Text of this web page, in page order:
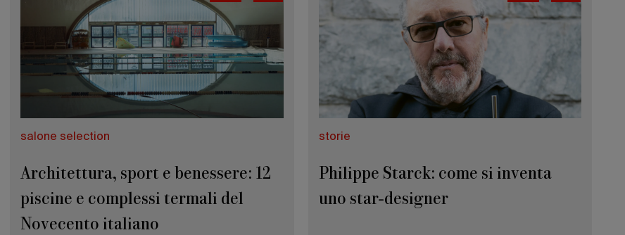
salone selection
Architettura, sport e benessere: 12
piscine e complessi termali del
Novecento italiano
storie
Philippe Starck: come si inventa
uno star-designer